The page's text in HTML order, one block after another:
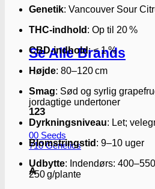
Se Alle Brands
123
00 Seeds
710 Genetics
A
Genetik: Vancouver Sour
THC-indhold : Op til 20 %
CBD-indhold:< 1 %
Højde: 80–120 cm
Smag: Sød og syrlig
jordagtige undertoner
Dyrkningsniveau: Let;
Blomstringstid : 9–10 uger
Udbytte: Indendørs:
250 g/plante